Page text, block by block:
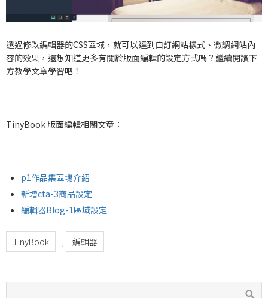
透過修改編輯器的CSS區域，就可以達到自訂網站樣式、微調網站內
容的效果，還想知道更多有關於版面編輯的設定方式嗎？繼續閱讀下
方教學文章學習吧！
TinyBook 版面編輯相關文章：
p1作品集區塊介紹
新增cta-3商品設定
編輯器Blog-1區域設定
TinyBook 編輯器